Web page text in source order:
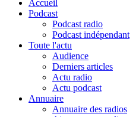
Accueil
Podcast
Podcast radio
Podcast indépendant
Toute l'actu
Audience
Derniers articles
Actu radio
Actu podcast
Annuaire
Annuaire des radios